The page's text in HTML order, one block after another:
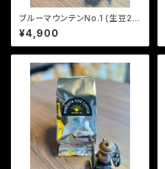
ブルーマウンテンNo.1 (生豆24
0g)
¥4,900